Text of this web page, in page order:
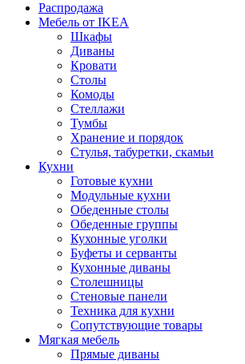
Распродажа
Мебель от IKEA
Шкафы
Диваны
Кровати
Столы
Комоды
Стеллажи
Тумбы
Хранение и порядок
Стулья, табуретки, скамьи
Кухни
Готовые кухни
Модульные кухни
Обеденные столы
Обеденные группы
Кухонные уголки
Буфеты и серванты
Кухонные диваны
Столешницы
Стеновые панели
Техника для кухни
Сопутствующие товары
Мягкая мебель
Прямые диваны